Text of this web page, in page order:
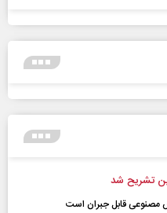
تشریح شد
مصنوعی قابل جبران است